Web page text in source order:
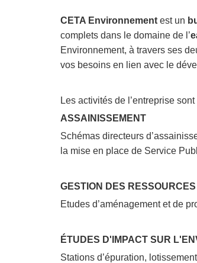
CETA Environnement est un
complets dans le domaine de l’
Environnement, à travers ses
vos besoins en lien avec le
Les activités de l’entreprise
ASSAINISSEMENT
Schémas directeurs
la mise en place de Service
GESTION DES
Etudes d’aménagement et de
ÉTUDES D'IMPACT SUR
Stations d’épuration,